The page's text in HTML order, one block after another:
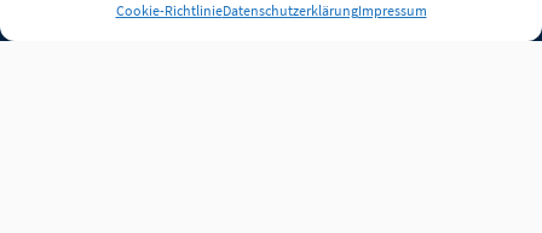
Cookie-RichtlinieDatenschutzerklärungImpressum
Jobs Partner FAQ Quellen